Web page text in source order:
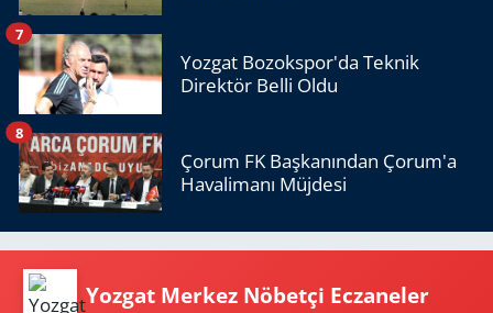
Yozgat Bozokspor'da Teknik
Direktör Belli Oldu
7
Çorum FK Başkanından Çorum'a
Havalimanı Müjdesi
8
Yozgat Merkez Nöbetçi Eczaneler